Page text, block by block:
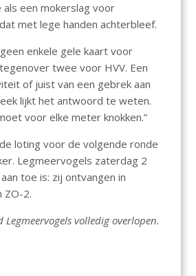
een mokerslag voor
met lege handen achterbleef.
enkele gele kaart voor
twee voor HVV. Een
of juist van een gebrek aan
lijkt het antwoord te weten.
voor elke meter knokken.”
loting voor de volgende ronde
Legmeervogels zaterdag 2
toe is: zij ontvangen in
ZO-2.
Legmeervogels volledig overlopen.